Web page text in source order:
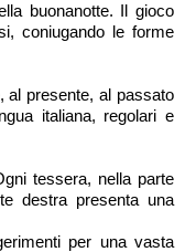
buonanotte. Il gioco
coniugando le forme
al presente, al passato
italiana, regolari e
tessera, nella parte
destra presenta una
per una vasta